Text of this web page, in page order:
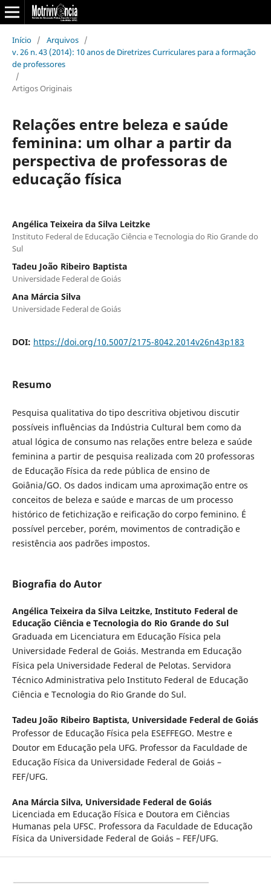
Início / Arquivos /
v. 26 n. 43 (2014): 10 anos de Diretrizes Curriculares para a formação
de professores
/
Artigos Originais
Relações entre beleza e saúde
feminina: um olhar a partir da
perspectiva de professoras de
educação física
Angélica Teixeira da Silva Leitzke
Instituto Federal de Educação Ciência e Tecnologia do Rio Grande do
Sul
Tadeu João Ribeiro Baptista
Universidade Federal de Goiás
Ana Márcia Silva
Universidade Federal de Goiás
DOI: https://doi.org/10.5007/2175-8042.2014v26n43p183
Resumo
Pesquisa qualitativa do tipo descritiva objetivou discutir
possíveis influências da Indústria Cultural bem como da
atual lógica de consumo nas relações entre beleza e saúde
feminina a partir de pesquisa realizada com 20 professoras
de Educação Física da rede pública de ensino de
Goiânia/GO. Os dados indicam uma aproximação entre os
conceitos de beleza e saúde e marcas de um processo
histórico de fetichização e reificação do corpo feminino. É
possível perceber, porém, movimentos de contradição e
resistência aos padrões impostos.
Biografia do Autor
Angélica Teixeira da Silva Leitzke, Instituto Federal de
Educação Ciência e Tecnologia do Rio Grande do Sul
Graduada em Licenciatura em Educação Física pela
Universidade Federal de Goiás. Mestranda em Educação
Física pela Universidade Federal de Pelotas. Servidora
Técnico Administrativa pelo Instituto Federal de Educação
Ciência e Tecnologia do Rio Grande do Sul.
Tadeu João Ribeiro Baptista, Universidade Federal de Goiás
Professor de Educação Física pela ESEFFEGO. Mestre e
Doutor em Educação pela UFG. Professor da Faculdade de
Educação Física da Universidade Federal de Goiás –
FEF/UFG.
Ana Márcia Silva, Universidade Federal de Goiás
Licenciada em Educação Física e Doutora em Ciências
Humanas pela UFSC. Professora da Faculdade de Educação
Física da Universidade Federal de Goiás – FEF/UFG.